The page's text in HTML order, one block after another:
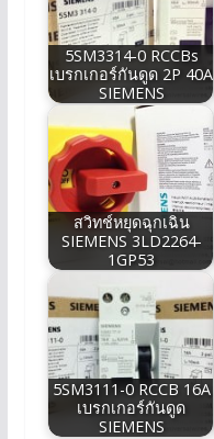
5SM3314-0 RCCBs
เบรกเกอร์กันดูด 2P 40A
SIEMENS
สวิทช์หยุดฉุกเฉิน
SIEMENS 3LD2264-
1GP53
5SM3111-0 RCCB 16A
เบรกเกอร์กันดูด
SIEMENS